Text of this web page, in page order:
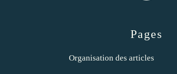
Pages
Organisation des articles